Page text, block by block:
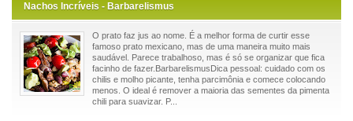
Nachos Incríveis - Barbarelismus
O prato faz jus ao nome. É a melhor forma de curtir esse
famoso prato mexicano, mas de uma maneira muito mais
saudável. Parece trabalhoso, mas é só se organizar que fica
facinho de fazer.BarbarelismusDica pessoal: cuidado com os
chilis e molho picante, tenha parcimônia e comece colocando
menos. O ideal é remover a maioria das sementes da pimenta
chili para suavizar. P...